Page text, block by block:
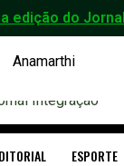
edição do
ESPORTE